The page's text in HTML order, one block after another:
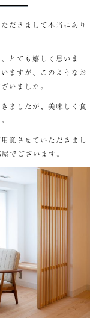
だきまして本当にあり
とても嬉しく思いま
ますが、このようなお
いました。
ましたが、美味しく食
意させていただきまし
でございます。